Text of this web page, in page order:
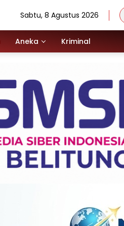
Sabtu, 8 Agustus 2026
Aneka Kriminal